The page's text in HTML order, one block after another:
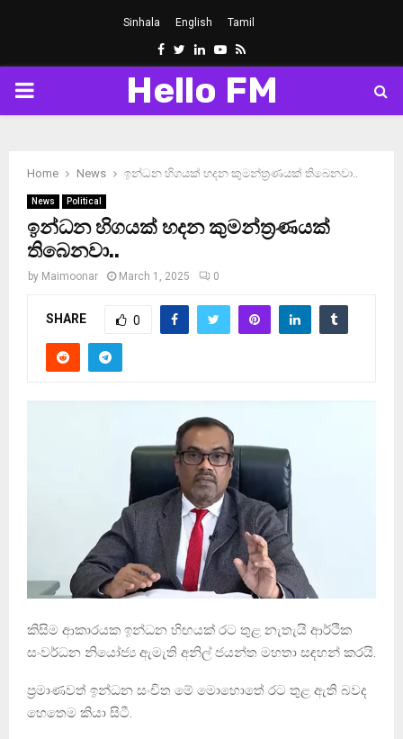
Sinhala English Tamil
Facebook
Twitter
LinkedinYoutube
Rss
PRIMARY
Hello FM
Home News ඉන්ධන හිගයක් හදන කුමන්ත‍්‍රණයක් තිබෙනවා..
News Political
ඉන්ධන හිගයක් හදන කුමන්ත‍්‍රණයක්
තිබෙනවා..
by Maimoonar March 1, 2025 0
SHARE 0
කිසිම ආකාරයක ඉන්ධන හිඟයක් රට තුළ නැතැයි ආර්ථික
සංවර්ධන නියෝජ්‍ය ඇමැති අනිල් ජයන්ත මහතා සඳහන් කරයි.
ප්‍රමාණවත් ඉන්ධන සංචිත මේ මොහොතේ රට තුළ ඇති බවද
හෙතෙම කියා සිටී.